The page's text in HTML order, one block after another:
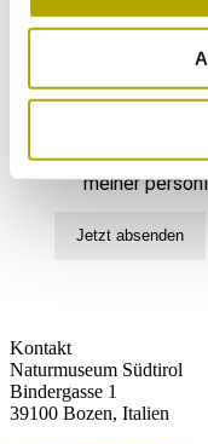
und
meiner
Jetzt absenden
Kontakt
Naturmuseum Südtirol
Bindergasse 1
39100 Bozen, Italien